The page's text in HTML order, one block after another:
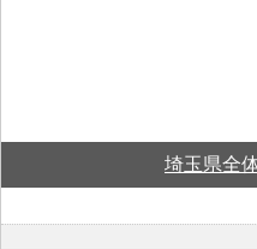
埼玉県全